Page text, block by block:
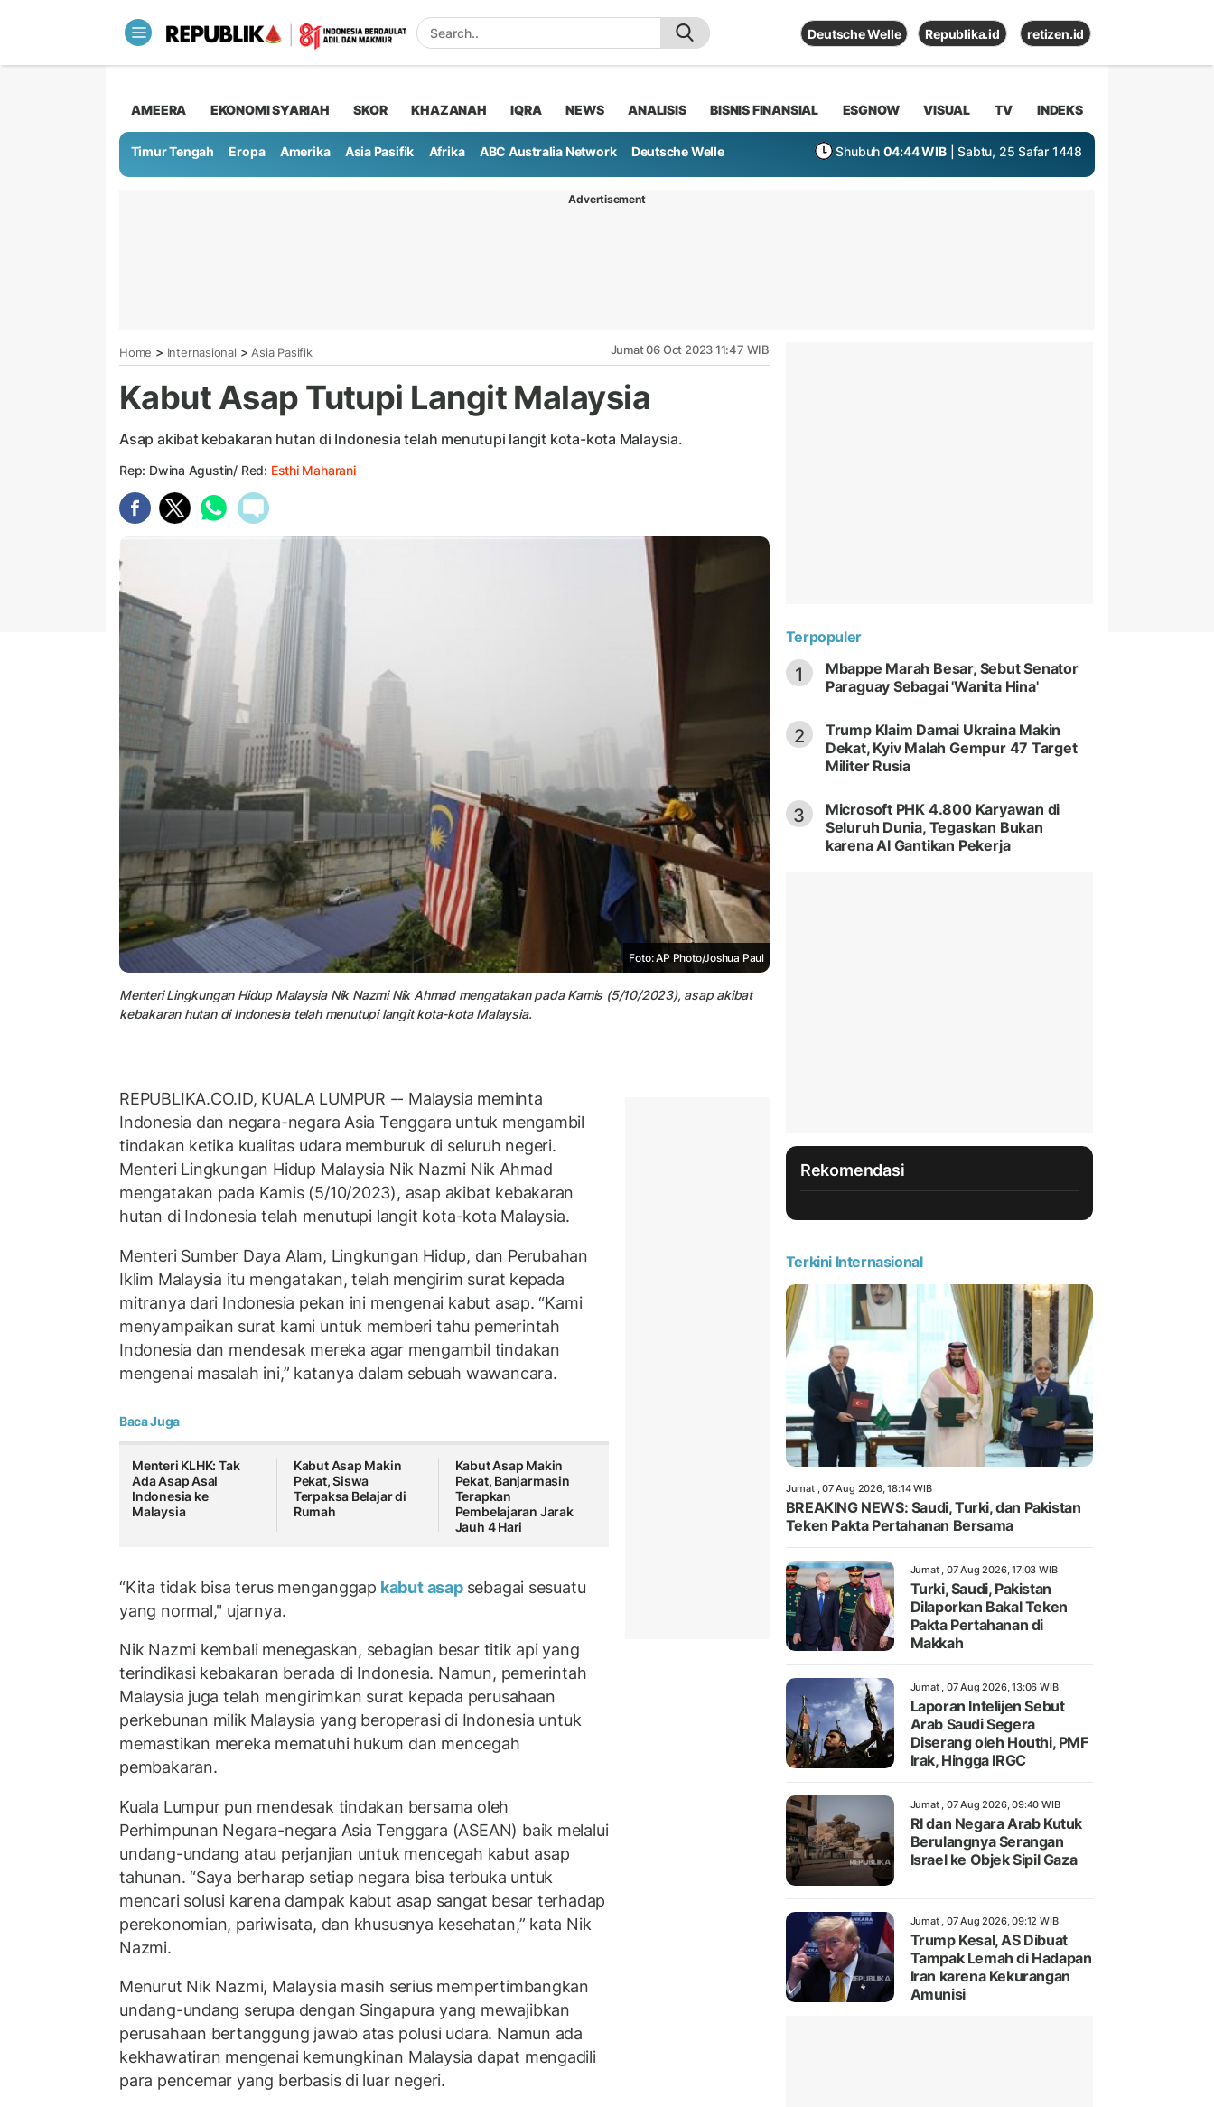
Deutsche Welle Republika.id retizen.id
AMEERA EKONOMI SYARIAH SKOR KHAZANAH IQRA NEWS ANALISIS BISNIS FINANSIAL ESGNOW VISUAL TV INDEKS
Timur Tengah Eropa Amerika Asia Pasifik Afrika ABC Australia Network Deutsche Welle Shubuh 04:44 WIB | Sabtu, 25 Safar 1448
Advertisement
Home > Internasional > Asia Pasifik Jumat 06 Oct 2023 11:47 WIB
Kabut Asap Tutupi Langit Malaysia
Asap akibat kebakaran hutan di Indonesia telah menutupi langit kota-kota Malaysia.
Rep: Dwina Agustin/ Red: Esthi Maharani
Foto: AP Photo/Joshua Paul
Menteri Lingkungan Hidup Malaysia Nik Nazmi Nik Ahmad mengatakan pada Kamis (5/10/2023), asap akibat
kebakaran hutan di Indonesia telah menutupi langit kota-kota Malaysia.
REPUBLIKA.CO.ID, KUALA LUMPUR -- Malaysia meminta
Indonesia dan negara-negara Asia Tenggara untuk mengambil
tindakan ketika kualitas udara memburuk di seluruh negeri.
Menteri Lingkungan Hidup Malaysia Nik Nazmi Nik Ahmad
mengatakan pada Kamis (5/10/2023), asap akibat kebakaran
hutan di Indonesia telah menutupi langit kota-kota Malaysia.
Menteri Sumber Daya Alam, Lingkungan Hidup, dan Perubahan
Iklim Malaysia itu mengatakan, telah mengirim surat kepada
mitranya dari Indonesia pekan ini mengenai kabut asap. “Kami
menyampaikan surat kami untuk memberi tahu pemerintah
Indonesia dan mendesak mereka agar mengambil tindakan
mengenai masalah ini,” katanya dalam sebuah wawancara.
Baca Juga
Menteri KLHK: Tak
Ada Asap Asal
Indonesia ke
Malaysia
Kabut Asap Makin
Pekat, Siswa
Terpaksa Belajar di
Rumah
Kabut Asap Makin
Pekat, Banjarmasin
Terapkan
Pembelajaran Jarak
Jauh 4 Hari
“Kita tidak bisa terus menganggap kabut asap sebagai sesuatu
yang normal," ujarnya.
Nik Nazmi kembali menegaskan, sebagian besar titik api yang
terindikasi kebakaran berada di Indonesia. Namun, pemerintah
Malaysia juga telah mengirimkan surat kepada perusahaan
perkebunan milik Malaysia yang beroperasi di Indonesia untuk
memastikan mereka mematuhi hukum dan mencegah
pembakaran.
Kuala Lumpur pun mendesak tindakan bersama oleh
Perhimpunan Negara-negara Asia Tenggara (ASEAN) baik melalui
undang-undang atau perjanjian untuk mencegah kabut asap
tahunan. “Saya berharap setiap negara bisa terbuka untuk
mencari solusi karena dampak kabut asap sangat besar terhadap
perekonomian, pariwisata, dan khususnya kesehatan,” kata Nik
Nazmi.
Menurut Nik Nazmi, Malaysia masih serius mempertimbangkan
undang-undang serupa dengan Singapura yang mewajibkan
perusahaan bertanggung jawab atas polusi udara. Namun ada
kekhawatiran mengenai kemungkinan Malaysia dapat mengadili
para pencemar yang berbasis di luar negeri.
Terpopuler
1
Mbappe Marah Besar, Sebut Senator
Paraguay Sebagai 'Wanita Hina'
2
Trump Klaim Damai Ukraina Makin
Dekat, Kyiv Malah Gempur 47 Target
Militer Rusia
3
Microsoft PHK 4.800 Karyawan di
Seluruh Dunia, Tegaskan Bukan
karena AI Gantikan Pekerja
Rekomendasi
Terkini Internasional
Jumat , 07 Aug 2026, 18:14 WIB
BREAKING NEWS: Saudi, Turki, dan Pakistan
Teken Pakta Pertahanan Bersama
Jumat , 07 Aug 2026, 17:03 WIB
Turki, Saudi, Pakistan
Dilaporkan Bakal Teken
Pakta Pertahanan di
Makkah
Jumat , 07 Aug 2026, 13:06 WIB
Laporan Intelijen Sebut
Arab Saudi Segera
Diserang oleh Houthi, PMF
Irak, Hingga IRGC
Jumat , 07 Aug 2026, 09:40 WIB
RI dan Negara Arab Kutuk
Berulangnya Serangan
Israel ke Objek Sipil Gaza
Jumat , 07 Aug 2026, 09:12 WIB
Trump Kesal, AS Dibuat
Tampak Lemah di Hadapan
Iran karena Kekurangan
Amunisi